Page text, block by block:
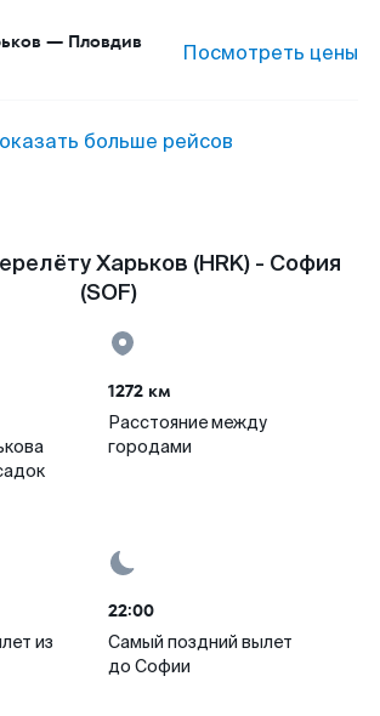
— Пловдив Посмотреть цены
больше рейсов
Харьков (HRK) - София
(SOF)
1272 км
Расстояние между
городами
из
22:00
Самый поздний вылет
до Софии